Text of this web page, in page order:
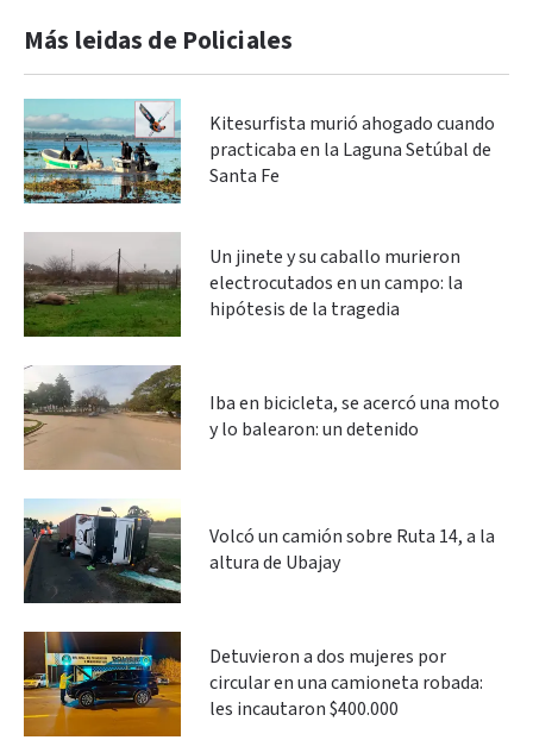
Más leidas de Policiales
Kitesurfista murió ahogado cuando
practicaba en la Laguna Setúbal de
Santa Fe
Un jinete y su caballo murieron
electrocutados en un campo: la
hipótesis de la tragedia
Iba en bicicleta, se acercó una moto
y lo balearon: un detenido
Volcó un camión sobre Ruta 14, a la
altura de Ubajay
Detuvieron a dos mujeres por
circular en una camioneta robada:
les incautaron $400.000